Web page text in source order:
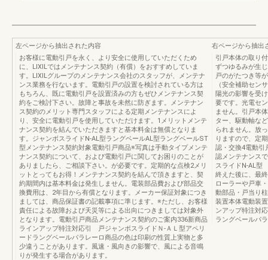
左ページから抽出された内容
お客様に電動引戸を永く、より安全に使用していただくため
に、LIXILではメンテナンス契約（有償）をおすすめしていま
す。LIXILグループのメンテナンス会社のスタッフが、メンテナ
ンス業務を行ないます。電動引戸の設置を検討されている方は
もちろん、既に電動引戸を設置済みの方もぜひメンテナンス契
約をご検討下さい。故障と事故を未然に防ぎます。メンテナン
ス契約のメリット専門スタッフによる定期メンテナンスによ
り、安全に電動引戸を使用していただけます。1メリットメンテ
ナンス契約を結んでいただきますと基本料金は無償となりま
す。ジャンボスライドN-AL型ラングベールAL型ラングベールST
型メンテナンス契約対象電動引戸商品※写真は手動タイプメンテ
ナンス契約について、および電動引戸に関してお困りのことが
ありましたら、ご相談下さい。が必要です。定期的な点検2メリ
ットとってもお得！メンテナンス契約を結んで頂きますと、契
約期間内は基本料金は発生しません。電装部品費および部品交
換費用は、2年目から有償となります。メーカー保証対象につき
ましては、商品保証書の記載事項に準じます。※ただし、お客様
責任による故障および天災等による出向につきましては対象外
となります。電動引戸商品メンテナンス契約のご案内336新商品
ラインアップ特注対応引 戸ジャンボスライドＮ-ＡＬ型アペリ
ードラングベールパラレーロ商品の色は印刷の性質上実物と多
少違うことがあります。風速・風向きの影響で、風による音鳴
りが発生する場合があります。
右ページから抽出
引戸本体の取り
ずつゆるみが生
戸のがたつき等
（安全補助セン
陽光の影響を受
要です。光電セ
ません。引戸本
ター、駆動軸な
られません。放
りますので、定
認・交換4電動引
認メンテナンス
スライドN-AL
終えた後に、最
ローラーや戸車
動部品・戸当り
装置本体電動装
ンアップ特注対
ラングベールパ